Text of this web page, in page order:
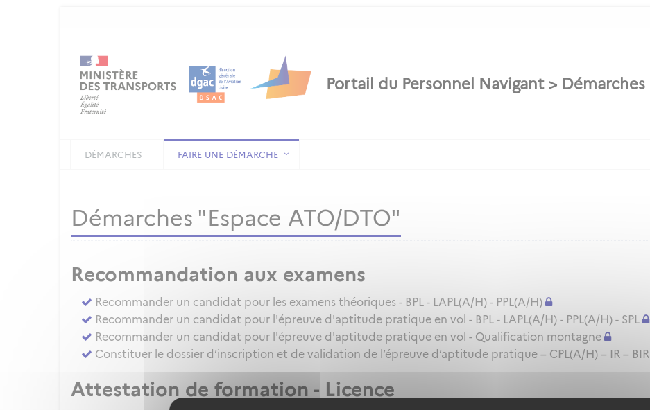
DÉMARCHES FAIRE UNE DÉMARCHE
Démarches "Espace ATO/DTO"
Recommandation aux examens
Recommander un candidat pour les examens théoriques - BPL - LAPL(A/H) - PPL(A/H)
Recommander un candidat pour l'épreuve d'aptitude pratique en vol - BPL - LAPL(A/H) - PPL(A/H) - SPL
Recommander un candidat pour l'épreuve d'aptitude pratique en vol - Qualification montagne
Constituer le dossier d’inscription et de validation de l’épreuve d’aptitude pratique – CPL(A/H) – IR – BIR
Attestation de formation - Licence